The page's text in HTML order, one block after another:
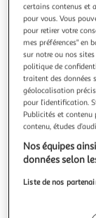
LES 2
Crème
La Crèmeuh
bio fondante et
normand
la gourmandise
onctueuse et
dessert
En savoir +
4x95g
Vous
certains contenus et
pour vous. Vous
pour retirer votre
mes préférences" en
sur notre ou nos
politique de
traitent des données
géolocalisation
pour l’identification.
Publicités et contenu
contenu, études
Nos équipes
données selon
Liste de nos